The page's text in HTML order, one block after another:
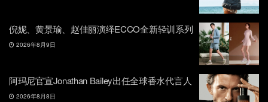
倪妮、黄景瑜、赵佳丽演绎ECCO全新轻训系列
2026年8月9日
阿玛尼官宣Jonathan Bailey出任全球香水代言人
2026年8月8日